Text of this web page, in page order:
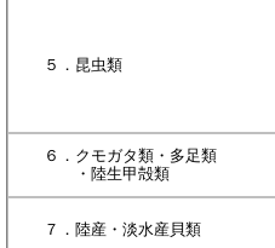
５．昆虫類
６．クモガタ類・多足類
・陸生甲殻類
７．陸産・淡水産貝類